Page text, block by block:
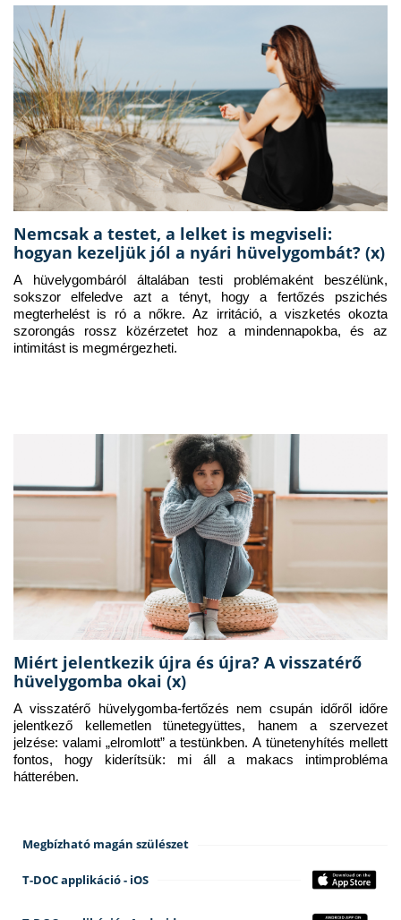
Nemcsak a testet, a lelket is megviseli:
hogyan kezeljük jól a nyári hüvelygombát? (x)
A hüvelygombáról általában testi problémaként beszélünk,
sokszor elfeledve azt a tényt, hogy a fertőzés pszichés
megterhelést is ró a nőkre. Az irritáció, a viszketés okozta
szorongás rossz közérzetet hoz a mindennapokba, és az
intimitást is megmérgezheti.
Miért jelentkezik újra és újra? A visszatérő
hüvelygomba okai (x)
A visszatérő hüvelygomba-fertőzés nem csupán időről időre
jelentkező kellemetlen tünetegyüttes, hanem a szervezet
jelzése: valami „elromlott” a testünkben. A tünetenyhítés mellett
fontos, hogy kiderítsük: mi áll a makacs intimprobléma
hátterében.
Megbízható magán szülészet
T-DOC applikáció - iOS